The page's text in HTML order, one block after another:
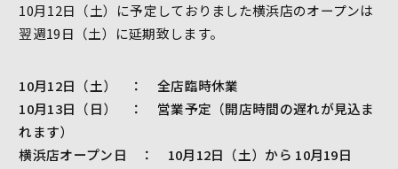
10月12日（土）に予定しておりました横浜店のオープンは
翌週19日（土）に延期致します。
10月12日（土） ： 全店臨時休業
10月13日（日） ： 営業予定（開店時間の遅れが見込ま
れます）
横浜店オープン日 ： 10月12日（土）から 10月19日